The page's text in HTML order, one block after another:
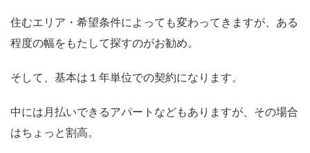
住むエリア・希望条件によっても変わってきますが、ある
程度の幅をもたして探すのがお勧め。
そして、基本は１年単位での契約になります。
中には月払いできるアパートなどもありますが、その場合
はちょっと割高。